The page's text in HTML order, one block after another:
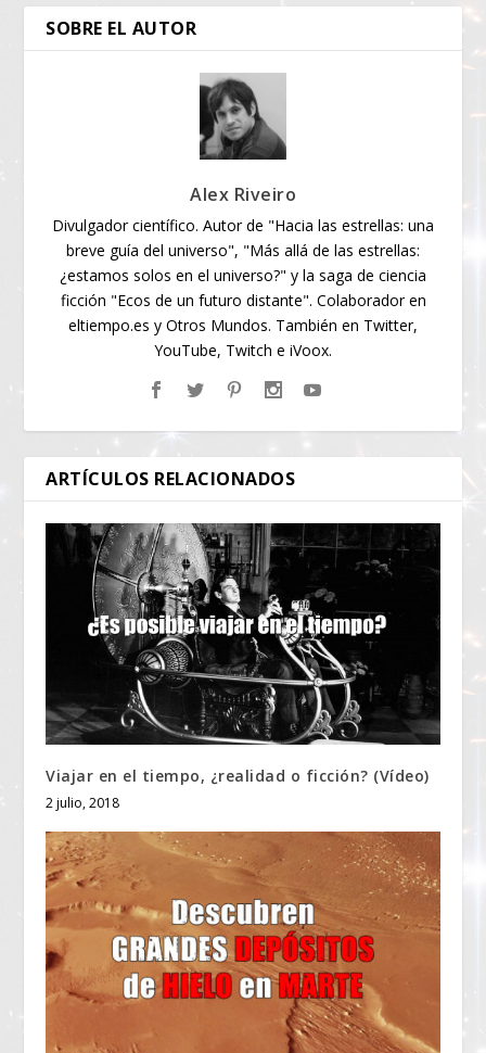
SOBRE EL AUTOR
Alex Riveiro
Divulgador científico. Autor de "Hacia las estrellas: una
breve guía del universo", "Más allá de las estrellas:
¿estamos solos en el universo?" y la saga de ciencia
ficción "Ecos de un futuro distante". Colaborador en
eltiempo.es y Otros Mundos. También en Twitter,
YouTube, Twitch e iVoox.
ARTÍCULOS RELACIONADOS
Viajar en el tiempo, ¿realidad o ficción? (Vídeo)
2 julio, 2018